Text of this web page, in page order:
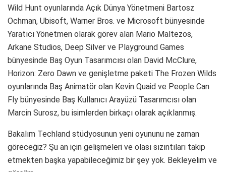
Wild Hunt oyunlarında Açık Dünya Yönetmeni Bartosz
Ochman, Ubisoft, Warner Bros. ve Microsoft bünyesinde
Yaratıcı Yönetmen olarak görev alan Mario Maltezos,
Arkane Studios, Deep Silver ve Playground Games
bünyesinde Baş Oyun Tasarımcısı olan David McClure,
Horizon: Zero Dawn ve genişletme paketi The Frozen Wilds
oyunlarında Baş Animatör olan Kevin Quaid ve People Can
Fly bünyesinde Baş Kullanıcı Arayüzü Tasarımcısı olan
Marcin Surosz, bu isimlerden birkaçı olarak açıklanmış.
Bakalım Techland stüdyosunun yeni oyununu ne zaman
göreceğiz? Şu an için gelişmeleri ve olası sızıntıları takip
etmekten başka yapabileceğimiz bir şey yok. Bekleyelim ve